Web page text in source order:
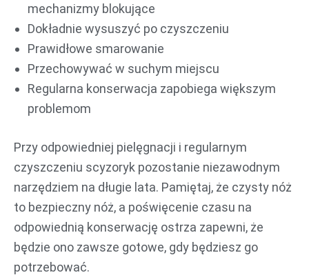
mechanizmy blokujące
Dokładnie wysuszyć po czyszczeniu
Prawidłowe smarowanie
Przechowywać w suchym miejscu
Regularna konserwacja zapobiega większym
problemom
Przy odpowiedniej pielęgnacji i regularnym
czyszczeniu scyzoryk pozostanie niezawodnym
narzędziem na długie lata. Pamiętaj, że czysty nóż
to bezpieczny nóż, a poświęcenie czasu na
odpowiednią konserwację ostrza zapewni, że
będzie ono zawsze gotowe, gdy będziesz go
potrzebować.